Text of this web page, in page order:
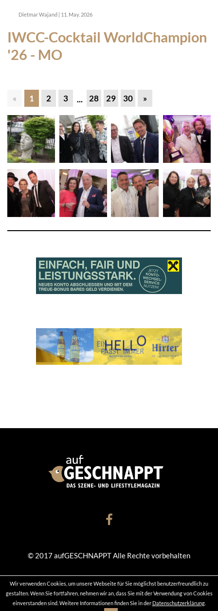
Wir verwenden Cookies, um unsere Webseite für Sie möglichst benutzerfreundlich zu
gestalten. Wenn Sie fortfahren, nehmen wir an, dass Sie mit der Verwendung von Cookies
einverstanden sind. Weitere Informationen finden Sie in der Datenschutzerklärung.
Dietmar Wajand | 11. May. 2026
IWCC-Cocktail WorldChampion
'26 - MO
« 1 2 3 ... 28 29 30 »
© 2017 aufGESCHNAPPT Alle Rechte vorbehalten
KONTAKT DATENSCHUTZ IMPRESSUM